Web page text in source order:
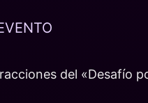
del «Desafío